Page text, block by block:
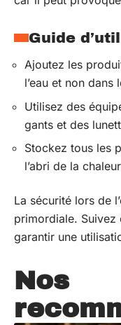
Guide
Ajoutez les
l’eau et non dans
Utilisez des
gants et des
Stockez tous les
l’abri de la
La sécurité lors de
primordiale. Suivez
garantir une
Nos